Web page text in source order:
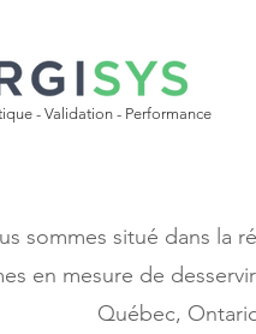
- Validation - Performance
sommes situé dans la
en mesure de
Québec,